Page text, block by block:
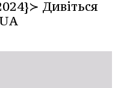
Дивіться